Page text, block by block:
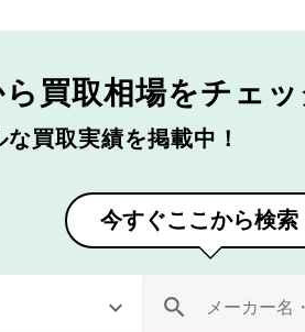
買取相場をチェ
買取実績を掲載中！
今すぐここから検索